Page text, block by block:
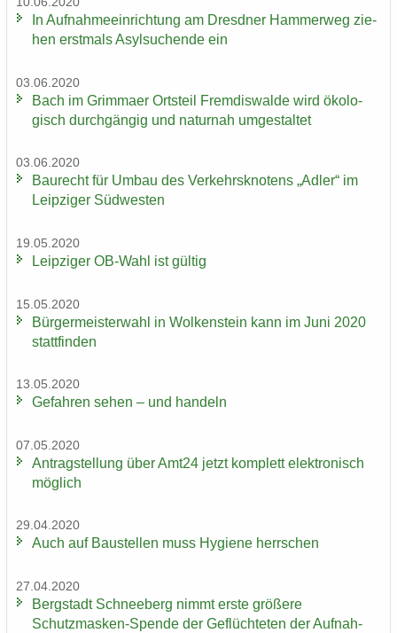
In Auf­nah­me­ein­rich­tung am Dresd­ner Ham­mer­weg zie­
hen erst­mals Asyl­su­chen­de ein
03.06.2020
Bach im Grim­ma­er Orts­teil Frem­dis­wal­de wird öko­lo­
gisch durch­gän­gig und na­tur­nah um­ge­stal­tet
03.06.2020
Bau­recht für Umbau des Ver­kehrs­kno­tens „Adler“ im
Leip­zi­ger Süd­wes­ten
19.05.2020
Leip­zi­ger OB-​Wahl ist gül­tig
15.05.2020
Bür­ger­meis­ter­wahl in Wol­ken­stein kann im Juni 2020
statt­fin­den
13.05.2020
Ge­fah­ren sehen – und han­deln
07.05.2020
An­trag­stel­lung über Amt24 jetzt kom­plett elek­tro­nisch
mög­lich
29.04.2020
Auch auf Bau­stel­len muss Hy­gie­ne herr­schen
27.04.2020
Berg­stadt Schnee­berg nimmt erste grö­ße­re
Schutzmasken-​Spende der Ge­flüch­te­ten der Auf­nah­